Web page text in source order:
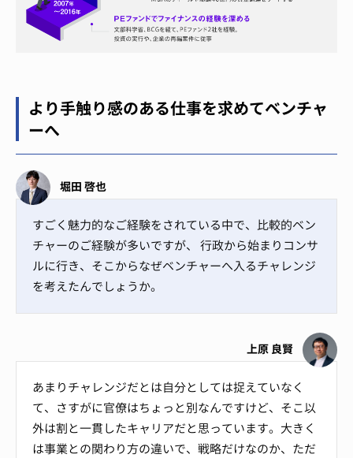
より手触り感のある仕事を求めてベンチャ
ーへ
堀田 啓也
すごく魅力的なご経験をされている中で、比較的ベン
チャーのご経験が多いですが、 行政から始まりコンサ
ルに行き、そこからなぜベンチャーへ入るチャレンジ
を考えたんでしょうか。
上原 良賢
あまりチャレンジだとは自分としては捉えていなく
て、さすがに官僚はちょっと別なんですけど、そこ以
外は割と一貫したキャリアだと思っています。大きく
は事業との関わり方の違いで、戦略だけなのか、ただ